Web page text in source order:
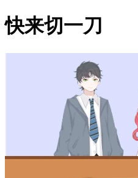
快来切一刀